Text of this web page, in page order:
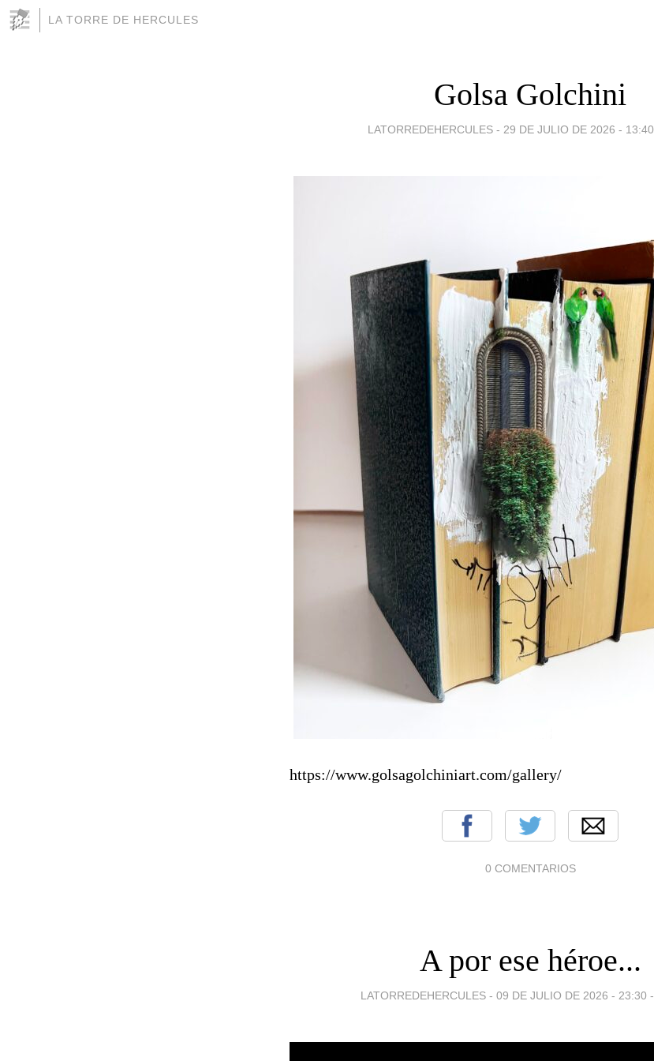
LA TORRE DE HERCULES
Golsa Golchini
LATORREDEHERCULES - 29 DE JULIO DE 2026 - 13:40
https://www.golsagolchiniart.com/gallery/
0 COMENTARIOS
A por ese héroe...
LATORREDEHERCULES - 09 DE JULIO DE 2026 - 23:30 -